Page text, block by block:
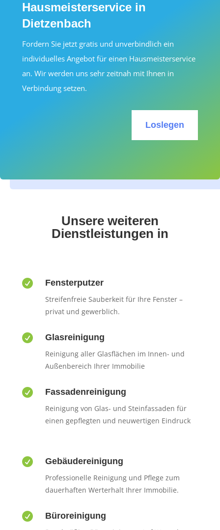
Hausmeisterservice in
Dietzenbach
Fordern Sie jetzt gratis und unverbindlich ein
individuelles Angebot für einen Hausmeisterservice
an. Wir werden uns sehr zeitnah mit Ihnen in
Verbindung setzen.
Loslegen
Unsere weiteren
Dienstleistungen in
 Fensterputzer
Streifenfreie Sauberkeit für Ihre Fenster –
privat und gewerblich.
 Glasreinigung
Reinigung aller Glasflächen im Innen- und
Außenbereich Ihrer Immobilie
 Fassadenreinigung
Reinigung von Glas- und Steinfassaden für
einen gepflegten und neuwertigen Eindruck
 Gebäudereinigung
Professionelle Reinigung und Pflege zum
dauerhaften Werterhalt Ihrer Immobilie.
 Büroreinigung